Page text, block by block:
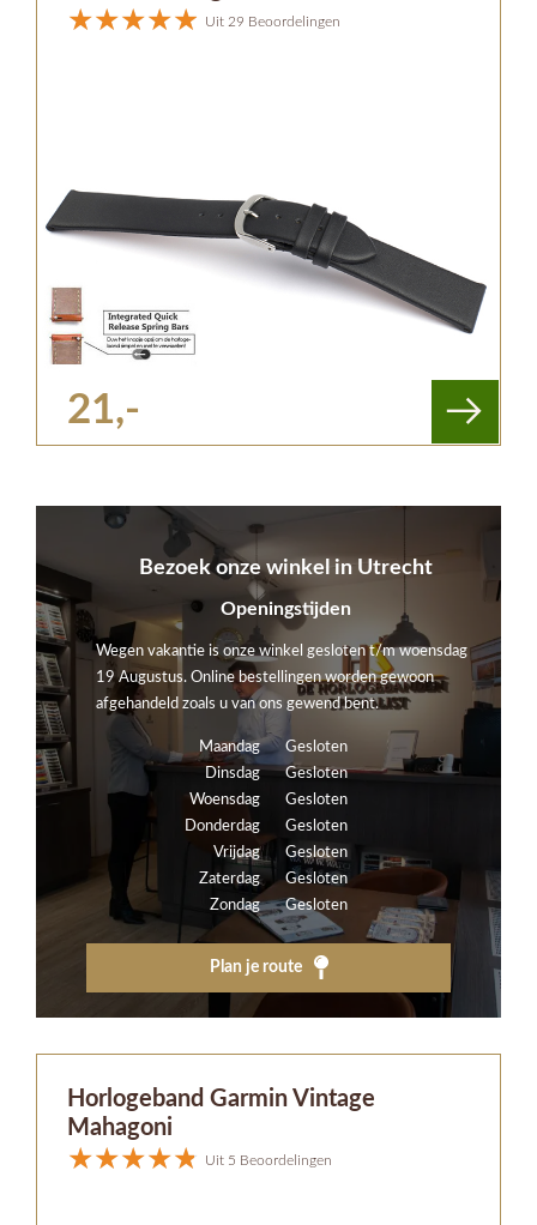
Uit 29 Beoordelingen
21,-
Bezoek onze winkel in Utrecht
Openingstijden
Wegen vakantie is onze winkel gesloten t/m woensdag
19 Augustus. Online bestellingen worden gewoon
afgehandeld zoals u van ons gewend bent.
Maandag
Gesloten
Dinsdag
Gesloten
Woensdag
Gesloten
Donderdag
Gesloten
Vrijdag
Gesloten
Zaterdag
Gesloten
Zondag
Gesloten
Plan je route
Horlogeband Garmin Vintage
Mahagoni
Uit 5 Beoordelingen